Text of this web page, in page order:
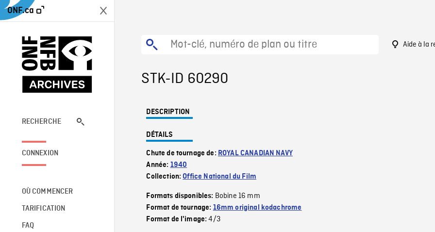
ONF.ca
RECHERCHE
CONNEXION
OÙ COMMENCER
TARIFICATION
FAQ
Aide à la
STK-ID 60290
DESCRIPTION
DÉTAILS
Chute de tournage de: ROYAL CANADIAN NAVY
Année: 1940
Collection:Office National du Film
Formats disponibles: Bobine 16 mm
Format de tournage: 16mm original kodachrome
Format de l'image:4/3